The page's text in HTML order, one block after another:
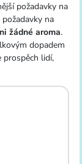
požadavky na
na
žádné aroma.
dopadem
prospěch lidí,